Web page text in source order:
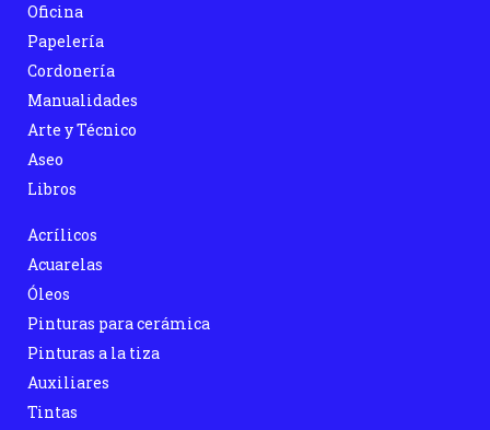
Oficina
Papelería
Cordonería
Manualidades
Arte y Técnico
Aseo
Libros
Acrílicos
Acuarelas
Óleos
Pinturas para cerámica
Pinturas a la tiza
Auxiliares
Tintas